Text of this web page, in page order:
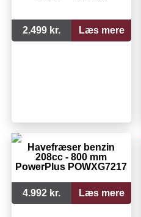
2.499 kr. Læs mere
Havefræser benzin
208cc - 800 mm
PowerPlus POWXG7217
4.992 kr. Læs mere